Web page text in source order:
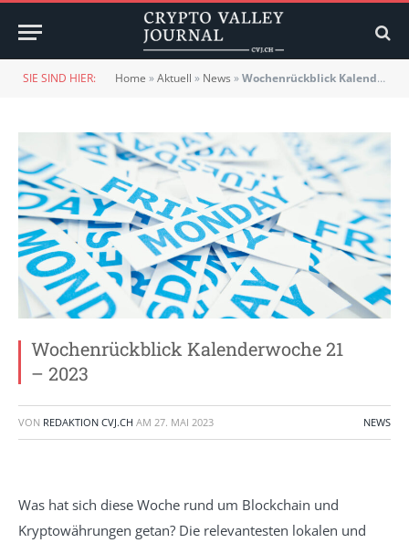
SIE SIND HIER: Home »Aktuell » News »Wochenrückblick Kalenderwoche 21 – 2023
Wochenrückblick Kalenderwoche 21
– 2023
VON REDAKTION CVJ.CH AM 27. MAI 2023 NEWS
Was hat sich diese Woche rund um Blockchain und
Kryptowährungen getan? Die relevantesten lokalen und